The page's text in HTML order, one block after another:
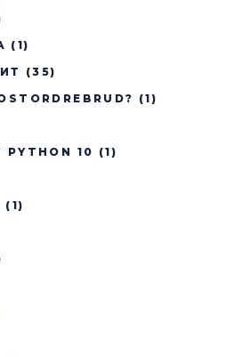
(1)
(35)
(1)
PYTHON 10 (1)
(1)